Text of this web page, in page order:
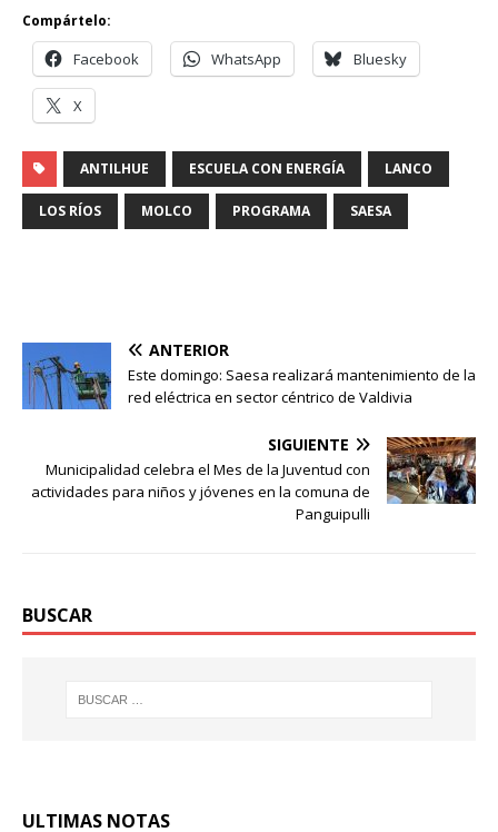
Compártelo:
Facebook WhatsApp Bluesky
X
ANTILHUE ESCUELA CON ENERGÍA LANCO
LOS RÍOS MOLCO PROGRAMA SAESA
ANTERIOR
Este domingo: Saesa realizará mantenimiento de la
red eléctrica en sector céntrico de Valdivia
SIGUIENTE
Municipalidad celebra el Mes de la Juventud con
actividades para niños y jóvenes en la comuna de
Panguipulli
BUSCAR
ULTIMAS NOTAS